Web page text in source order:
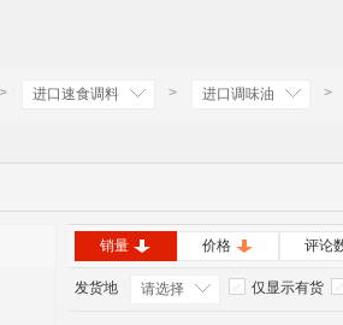
> 进口速食调料 > 进口调味油 >
销量 价格 评论
发货地 请选择 仅显示有货